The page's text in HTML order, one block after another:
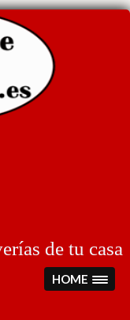
de tu casa
HOME